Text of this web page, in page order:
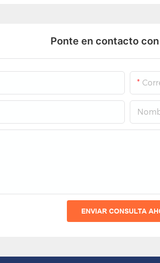
Ponte en contacto
ENVIAR CONSULTA